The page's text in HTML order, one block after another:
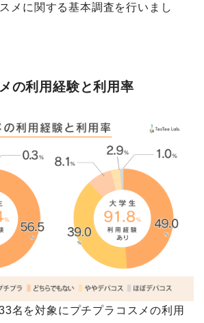
メに関する基本調査を行いまし
の利用経験と利用率
名を対象にプチプラコスメの利用